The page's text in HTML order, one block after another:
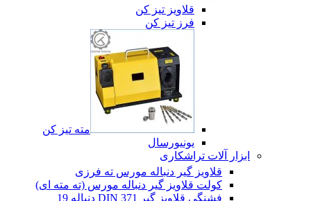
قلاویز تیز کن
فرز تیز کن
مته تیز کن
یونیورسال
ابزار آلات تراشکاری
قلاویز گیر دنباله مورس ته فرزی
کولت قلاویز گیر دنباله مورس (ته مته ای)
فشنگی قلاویز گیر DIN 371 دنباله 19